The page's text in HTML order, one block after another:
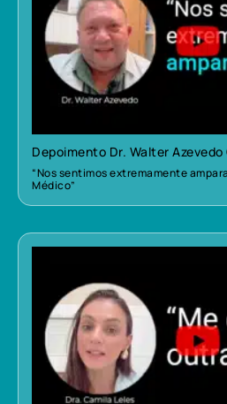
Depoimento Dr. Walter
“Nos sentimos extremamente
Médico”